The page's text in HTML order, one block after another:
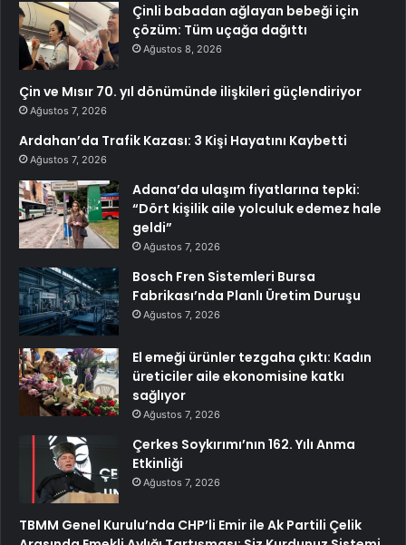
Çinli babadan ağlayan bebeği için
çözüm: Tüm uçağa dağıttı
Ağustos 8, 2026
Çin ve Mısır 70. yıl dönümünde ilişkileri güçlendiriyor
Ağustos 7, 2026
Ardahan’da Trafik Kazası: 3 Kişi Hayatını Kaybetti
Ağustos 7, 2026
Adana’da ulaşım fiyatlarına tepki:
“Dört kişilik aile yolculuk edemez hale
geldi”
Ağustos 7, 2026
Bosch Fren Sistemleri Bursa
Fabrikası’nda Planlı Üretim Duruşu
Ağustos 7, 2026
El emeği ürünler tezgaha çıktı: Kadın
üreticiler aile ekonomisine katkı
sağlıyor
Ağustos 7, 2026
Çerkes Soykırımı’nın 162. Yılı Anma
Etkinliği
Ağustos 7, 2026
TBMM Genel Kurulu’nda CHP’li Emir ile Ak Partili Çelik